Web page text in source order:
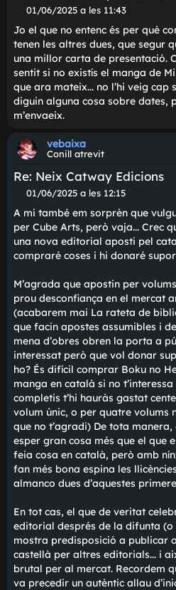
Què us sembla? A mi,
criden l'atenció, sobretot
es publica en català!
El CM del compte de Twitter
>ヮ<^₎ Seguiu-los!
Merlot
Gat viu
Re: Neix Catway Edicions
M
i
s
s
a
g
31/05/2025 a les 00:11
es venguin com a «Catway
sigui en català i castellà em
però a les altres dues potser
jumanji
Grua elegant
Re: Neix Catway
M
i
s
s
a
t
g
e
01/06/2025 a les 11:43
Jo el que no entenc és per
tenen les altres dues, que
una millor carta de
sentit si no existís el manga
que ara mateix... no l'hi veig
diguin alguna cosa sobre
m'envaeix.
vebaixa
Conill atrevit
Re: Neix Catway
M01/06/2025 a les 12:15